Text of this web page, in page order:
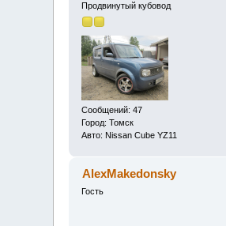
Продвинутый кубовод
Сообщений: 47
Город: Томск
Авто: Nissan Cube YZ11
AlexMakedonsky
Гость